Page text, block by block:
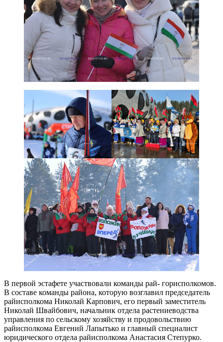
В первой эстафете участвовали команды рай- горисполкомов.
В составе команды района, которую возглавил председатель
райисполкома Николай Карпович, его первый заместитель
Николай Швайбович, начальник отдела растениеводства
управления по сельскому хозяйству и продовольствию
райисполкома Евгений Лапытько и главный специалист
юридического отдела райисполкома Анастасия Степурко.